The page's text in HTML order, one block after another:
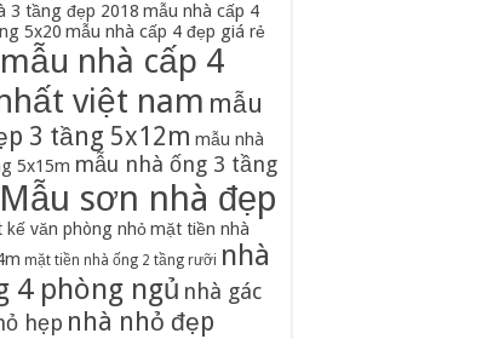
3 tầng đẹp 2018 mẫu nhà cấp 4
5x20 mẫu nhà cấp 4 đẹp giá rẻ
mẫu nhà cấp 4
việt nam mẫu
3 tầng 5x12m mẫu nhà
5x15m mẫu nhà ống 3 tầng
Mẫu sơn nhà đẹp
kế văn phòng nhỏmặt tiền nhà
mặt tiền nhà ống 2 tầng rưỡi nhà
4 phòng ngủ nhà gác
hẹp nhà nhỏ đẹp